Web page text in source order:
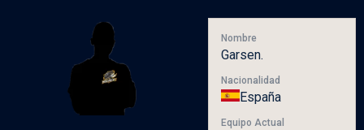
Nombre
Garsen.
Nacionalidad
España
Equipo Actual